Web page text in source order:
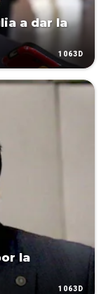
a dar la
1063D
la
1063D